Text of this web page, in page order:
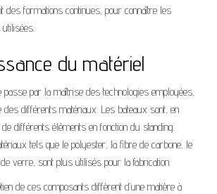
des formations continues, pour connaître les
du matériel
passe par la maîtrise des technologies employées,
des différents matériaux. Les bateaux sont, en
différents éléments en fonction du standing.
tels que le polyester, la fibre de carbone, le
verre, sont plus utilisés pour la fabrication.
de ces composants diffèrent d’une matière à